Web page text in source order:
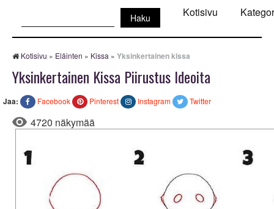
Kotisivu
Kotisivu » Eläinten » Kissa » Yksinkertainen kissa
Yksinkertainen Kissa Piirustus Ideoita
Jaa: Facebook Pinterest Instagram Twitter
4720 näkymää